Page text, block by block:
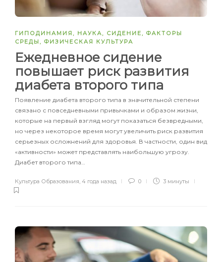
ГИПОДИНАМИЯ, НАУКА, СИДЕНИЕ, ФАКТОРЫ
СРЕДЫ, ФИЗИЧЕСКАЯ КУЛЬТУРА
Ежедневное сидение
повышает риск развития
диабета второго типа
Появление диабета второго типа в значительной степени
связано с повседневными привычками и образом жизни,
которые на первый взгляд могут показаться безвредными,
но через некоторое время могут увеличить риск развития
серьезных осложнений для здоровья. В частности, один вид
«активности» может представлять наибольшую угрозу.
Диабет второго типа…
Культура Образования, 4 года назад 0 3 минуты